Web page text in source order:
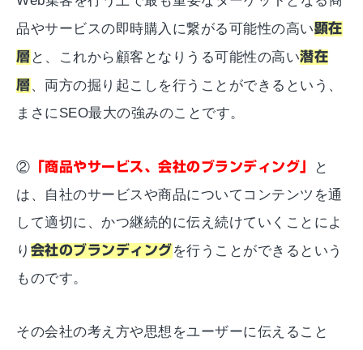
品やサービスの即時購入に繋がる可能性の高い顕在
層 と、これから顧客となりうる可能性の高い潜在
層 、両方の掘り起こしを行うことができるという、
まさにSEO最大の強みのことです。
② 「商品やサービス、会社のブランディング」
と
は、自社のサービスや商品についてコンテンツを通
して適切に、かつ継続的に伝え続けていくことによ
り 会社のブランディングを行うことができるという
ものです。
その会社の考え方や思想をユーザーに伝えること